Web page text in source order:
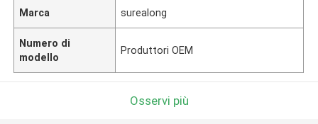
Marca surealong
Numero di
modello
Produttori OEM
Osservi più